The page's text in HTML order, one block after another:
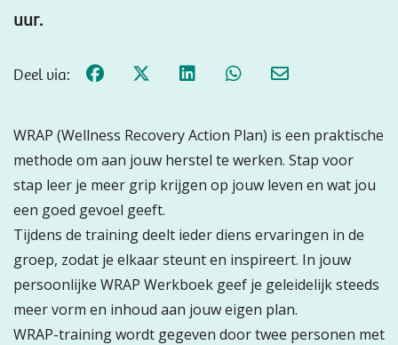
uur.
Deel via:
WRAP (Wellness Recovery Action Plan) is een praktische
methode om aan jouw herstel te werken. Stap voor
stap leer je meer grip krijgen op jouw leven en wat jou
een goed gevoel geeft.
Tijdens de training deelt ieder diens ervaringen in de
groep, zodat je elkaar steunt en inspireert. In jouw
persoonlijke WRAP Werkboek geef je geleidelijk steeds
meer vorm en inhoud aan jouw eigen plan.
WRAP-training wordt gegeven door twee personen met